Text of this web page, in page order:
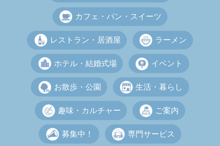
カフェ・パン・スイーツ
レストラン・居酒屋 ラーメン
ホテル・結婚式場 イベント
お散歩・公園 生活・暮らし
趣味・カルチャー ご案内
募集中！ 専門サービス